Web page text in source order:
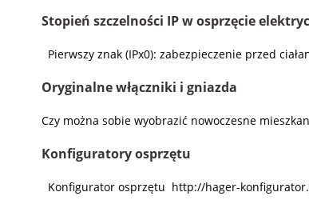
Stopień szczelności IP w osprzęcie
Pierwszy znak (IPx0): zabezpieczenie przed
Oryginalne włączniki i gniazda
Czy można sobie wyobrazić nowoczesne
Konfiguratory osprzętu
Konfigurator osprzętu http://hager-